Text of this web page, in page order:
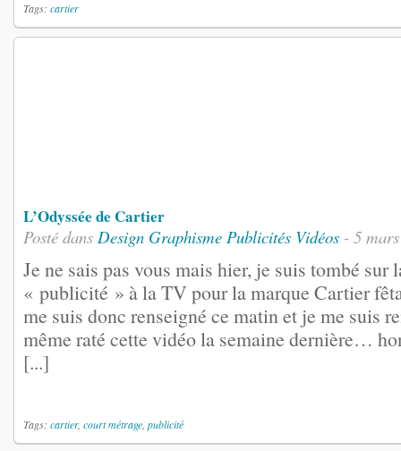
Tags: cartier
L’Odyssée de Cartier
Posté dans Design Graphisme Publicités Vidéos - 5
Je ne sais pas vous mais hier, je suis tombé sur
« publicité » à la TV pour la marque Cartier
me suis donc renseigné ce matin et je me suis
même raté cette vidéo la semaine dernière…
[...]
Tags: cartier, court métrage publicité